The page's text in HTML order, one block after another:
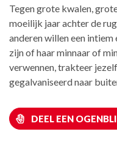
Tegen grote kwalen,
moeilijk jaar achter de
anderen willen een
zijn of haar minnaar of
verwennen, trakteer
gegalvaniseerd naar
DEEL EEN